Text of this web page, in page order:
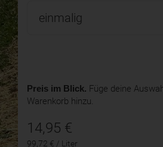
Preis im Blick. Füge deine
Warenkorb hinzu.
14,95 €
99,72 € / Liter